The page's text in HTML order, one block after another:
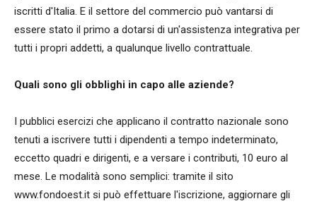
iscritti d'Italia. E il settore del commercio può vantarsi di
essere stato il primo a dotarsi di un'assistenza integrativa per
tutti i propri addetti, a qualunque livello contrattuale.
Quali sono gli obblighi in capo alle aziende?
I pubblici esercizi che applicano il contratto nazionale sono
tenuti a iscrivere tutti i dipendenti a tempo indeterminato,
eccetto quadri e dirigenti, e a versare i contributi, 10 euro al
mese. Le modalità sono semplici: tramite il sito
www.fondoest.it si può effettuare l'iscrizione, aggiornare gli